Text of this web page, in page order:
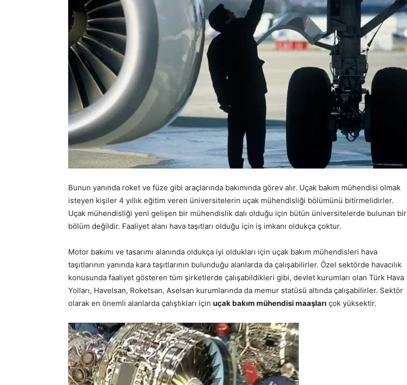
Bunun yanında roket ve füze gibi araçlarında bakımında görev alır. Uçak bakım mühendisi olmak
isteyen kişiler 4 yıllık eğitim veren üniversitelerin uçak mühendisliği bölümünü bitirmelidirler.
Uçak mühendisliği yeni gelişen bir mühendislik dalı olduğu için bütün üniversitelerde bulunan bir
bölüm değildir. Faaliyet alanı hava taşıtları olduğu için iş imkanı oldukça çoktur.
Motor bakımı ve tasarımı alanında oldukça iyi oldukları için uçak bakım mühendisleri hava
taşıtlarının yanında kara taşıtlarının bulunduğu alanlarda da çalışabilirler. Özel sektörde havacılık
konusunda faaliyet gösteren tüm şirketlerde çalışabildikleri gibi, devlet kurumları olan Türk Hava
Yolları, Havelsan, Roketsan, Aselsan kurumlarında da memur statüsü altında çalışabilirler. Sektör
olarak en önemli alanlarda çalıştıkları için uçak bakım mühendisi maaşları çok yüksektir.